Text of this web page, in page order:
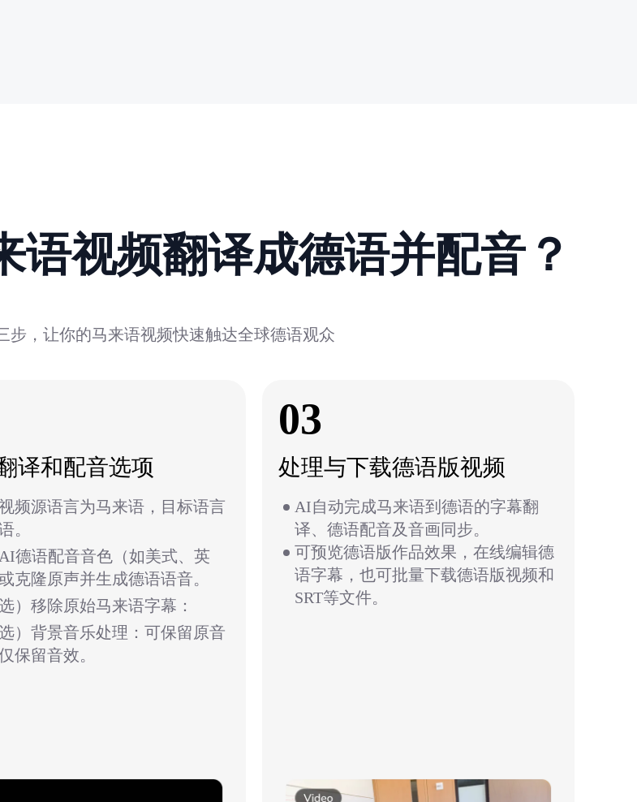
视频翻译成德语并配音？
步，让你的马来语视频快速触达全球德语观众
译和配音选项
频源语言为马来语，目标语言
。
德语配音音色（如美式、英
克隆原声并生成德语语音。
选）移除原始马来语字幕：
选）背景音乐处理：可保留原音
保留音效。
03
处理与下载德语版视频
AI自动完成马来语到德语的字幕翻
译、德语配音及音画同步。
可预览德语版作品效果，在线编辑德
语字幕，也可批量下载德语版视频和
SRT等文件。